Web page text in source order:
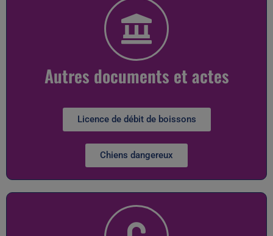
Autres documents et actes
Licence de débit de boissons
Chiens dangereux